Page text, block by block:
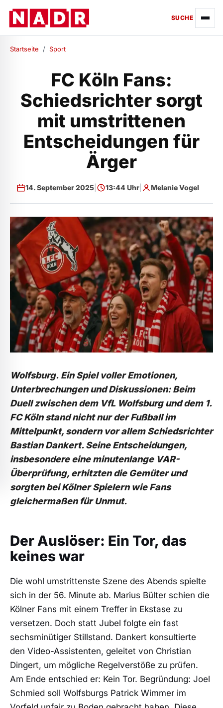
SUCHE
Startseite / Sport
FC Köln Fans:
Schiedsrichter sorgt
mit umstrittenen
Entscheidungen für
Ärger
14. September 2025 13:44 Uhr Melanie Vogel
Wolfsburg. Ein Spiel voller Emotionen,
Unterbrechungen und Diskussionen: Beim
Duell zwischen dem VfL Wolfsburg und dem 1.
FC Köln stand nicht nur der Fußball im
Mittelpunkt, sondern vor allem Schiedsrichter
Bastian Dankert. Seine Entscheidungen,
insbesondere eine minutenlange VAR-
Überprüfung, erhitzten die Gemüter und
sorgten bei Kölner Spielern wie Fans
gleichermaßen für Unmut.
Der Auslöser: Ein Tor, das
keines war
Die wohl umstrittenste Szene des Abends spielte
sich in der 56. Minute ab. Marius Bülter schien die
Kölner Fans mit einem Treffer in Ekstase zu
versetzen. Doch statt Jubel folgte ein fast
sechsminütiger Stillstand. Dankert konsultierte
den Video-Assistenten, geleitet von Christian
Dingert, um mögliche Regelverstöße zu prüfen.
Am Ende entschied er: Kein Tor. Begründung: Joel
Schmied soll Wolfsburgs Patrick Wimmer im